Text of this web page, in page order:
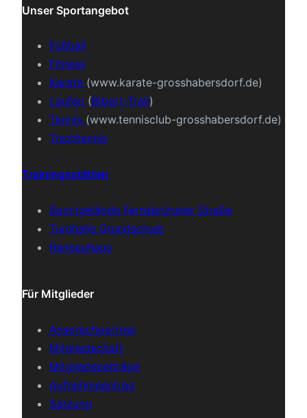
Unser Sportangebot
Fußball
Fitness
Karate (www.karate-grosshabersdorf.de)
Laufen (Bibert-Trail)
Tennis (www.tennisclub-grosshabersdorf.de)
Tischtennis
Trainingsstätten
Sportgelände Fernabrünster Straße
Turnhalle Grundschule
Rangauhaus
Für Mitglieder
Ansprechpartner
Mitgliedschaft
Mitgliedsbeiträge
Aufnahmeantrag
Satzung